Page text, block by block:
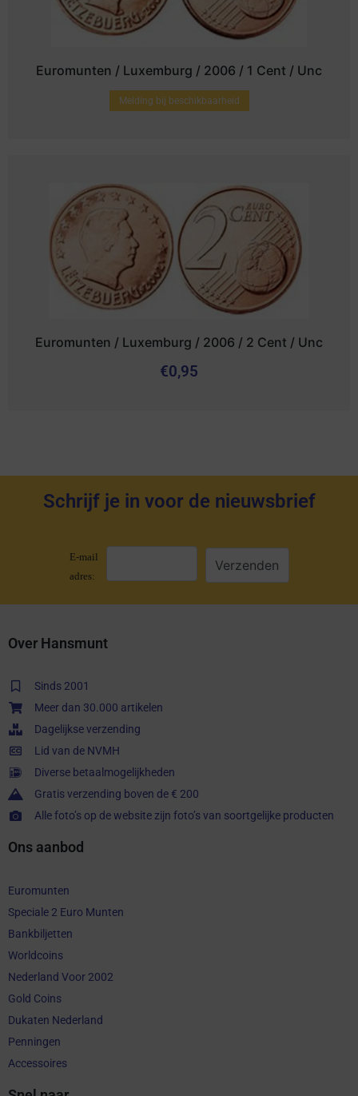
Euromunten / Luxemburg / 2006 / 1 Cent / Unc
Melding bij beschikbaarheid
Euromunten / Luxemburg / 2006 / 2 Cent / Unc
€0,95
Schrijf je in voor de nieuwsbrief
E-mail
adres:
Over Hansmunt
Sinds 2001
Meer dan 30.000 artikelen
Dagelijkse verzending
Lid van de NVMH
Diverse betaalmogelijkheden
Gratis verzending boven de € 200
Alle foto’s op de website zijn foto’s van soortgelijke producten
Ons aanbod
Euromunten
Speciale 2 Euro Munten
Bankbiljetten
Worldcoins
Nederland Voor 2002
Gold Coins
Dukaten Nederland
Penningen
Accessoires